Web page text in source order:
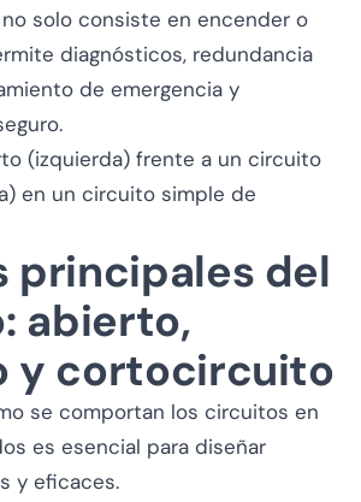
solo consiste en encender o
diagnósticos, redundancia
de emergencia y
(izquierda) frente a un circuito
en un circuito simple de
principales del
abierto,
y cortocircuito
se comportan los circuitos en
es esencial para diseñar
y eficaces.